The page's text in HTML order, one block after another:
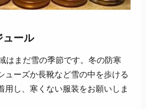
ュール
はまだ雪の季節です。冬の防寒
ューズか長靴など雪の中を歩ける
用し、寒くない服装をお願いしま